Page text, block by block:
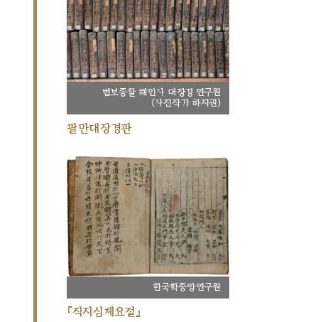
법보종찰 해인사 대장경 연구원
(사진작가 하지권)
팔만대장경판
한국학중앙연구원
『직지심체요절』